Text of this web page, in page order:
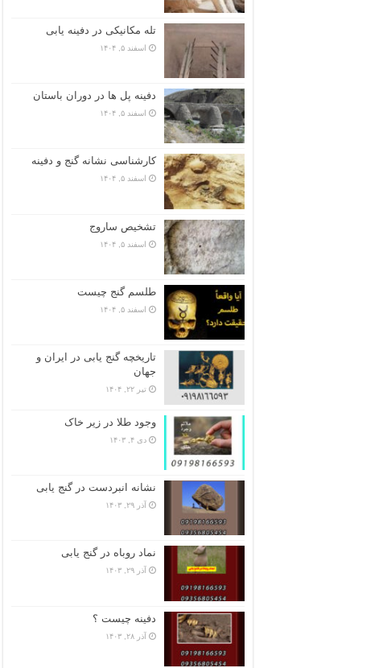
تله مکانیکی در دفینه یابی
اسفند ۵, ۱۴۰۴
دفینه پل ها در دوران باستان
اسفند ۵, ۱۴۰۴
کارشناسی نشانه گنج و دفینه
اسفند ۵, ۱۴۰۴
تشخیص ساروج
اسفند ۵, ۱۴۰۴
طلسم گنج چیست
اسفند ۵, ۱۴۰۴
تاریخچه گنج‌ یابی در ایران و
جهان
تیر ۲۲, ۱۴۰۴
وجود طلا در زیر خاک
دی ۴, ۱۴۰۳
نشانه انبردست در گنج یابی
آذر ۲۹, ۱۴۰۳
نماد روباه در گنج یابی
آذر ۲۹, ۱۴۰۳
دفینه چیست ؟
آذر ۲۸, ۱۴۰۳